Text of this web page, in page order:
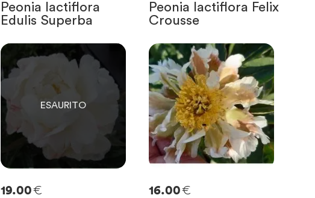
Peonia lactiflora
Edulis Superba
Peonia lactiflora Felix
Crousse
0
SOLO
RIMASTE
19.00€ 16.00€